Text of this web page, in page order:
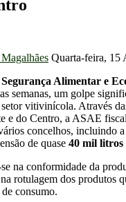
Quarta-feira, 15
Alimentar e
semanas, um golpe
vitivinícola. Através
e do Centro, a ASAE
concelhos, incluindo a
de quase 40 mil litros
na conformidade da
rotulagem dos produtos
consumo.